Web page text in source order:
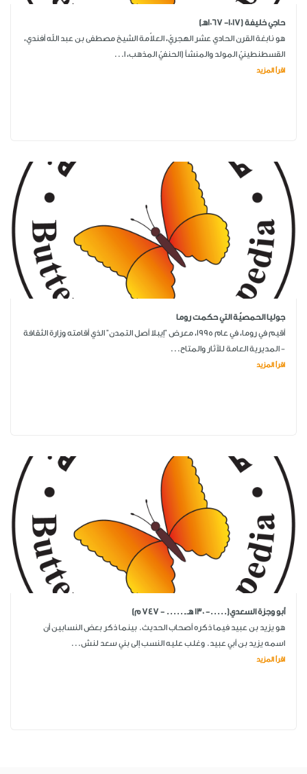
حاجي خليفة (1017- 1067هـ)
هو نابغة القرن الحادي عشر الهجريّ، العلاّمة الشيخ مصطفى بن عبد الله أفندي،
القسطنطينيّ المولد والمنشأ (الحنفيّ المذهب، ا...
اقرأ المزيد
جوليا الحمصيّة التي حكمت روما
أقيم في روما، في عام 1995، معرض "إيبلا أصل التمدن" الذي أقامته وزارة الثقافة
- المديرية العامة للآثار والمتاح...
اقرأ المزيد
أبو وجزة السعدي(.....- 130 هـ ـ ..... - 747 م)
هو يزيد بن عبيد فيما ذكره أصحاب الحديث. بينما ذكر بعض النسابين أن
اسمه يزيد بن أبي عبيد. وغلب عليه النسب إلى بني سعد لنش...
اقرأ المزيد